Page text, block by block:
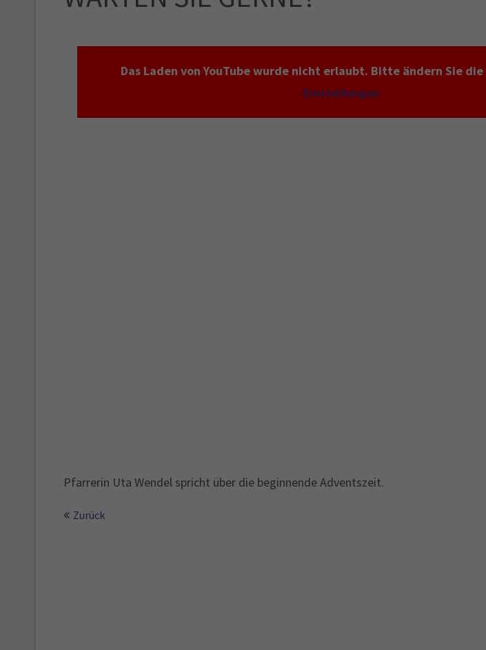
Das Laden von YouTube wurde nicht erlaubt. Bitte ändern Sie die
Einstellungen
Pfarrerin Uta Wendel spricht über die beginnende Adventszeit.
Zurück